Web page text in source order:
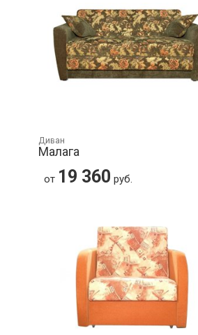
Диван
Малага
от 19 360 руб.